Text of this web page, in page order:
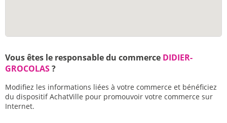
Vous êtes le responsable du commerce DIDIER-
GROCOLAS?
Modifiez les informations liées à votre commerce et bénéficiez
du dispositif AchatVille pour promouvoir votre commerce sur
Internet.